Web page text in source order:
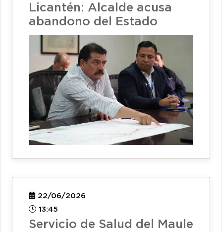
Licantén: Alcalde acusa
abandono del Estado
22/06/2026
13:45
Servicio de Salud del Maule